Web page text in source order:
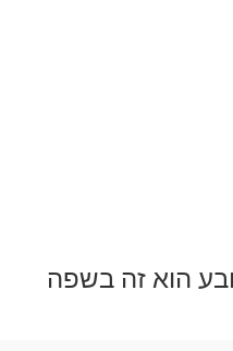
הוא זה בשפה